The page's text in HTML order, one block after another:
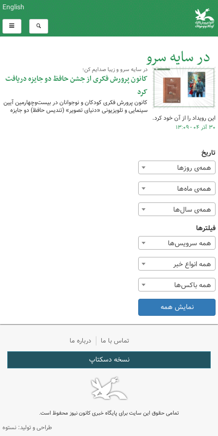
English
در سایه سرو
کل اخبار:1
در سایه سرو و زیبا صدایم کن؛
کانون پرورش فکری از جشن حافظ دو جایزه دریافت
کرد
کانون پرورش فکری کودکان و نوجوانان در بیست‌وچهارمین آیین
سینمایی و تلویزیونی «دنیای تصویر» (تندیس حافظ) دو جایزه
این رویداد را از آن خود کرد.
۳۰ آذر ۰۴ - ۱۳:۰۹
تاریخ
همه‌ی روزها
همه‌ی ماه‌ها
همه‌ی سال‌ها
فیلترها
همه سرویس‌ها
همه انواع خبر
همه باکس‌ها
نمایش همه
تماس با ما درباره ما
نسخه دسکتاپ
تمامی حقوق این سایت برای پایگاه خبری کانون نیوز محفوظ است.
طراحی و تولید: نستوه